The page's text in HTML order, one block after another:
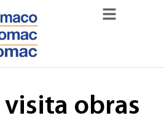
visita obras